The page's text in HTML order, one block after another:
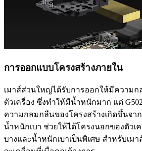
การออกแบบโครงสร้างภายใน
เมาส์ส่วนใหญ่ได้รับการออกให้มีความก
ตัวเครื่อง ซึ่งทำให้มีน้ำหนักมาก แต่
ความกลมกลืนของโครงสร้างเกิดขึ้นจา
น้ำหนักเบา ช่วยให้ได้โครงนอกของตัวเ
บางและน้ำหนักเบาเป็นพิเศษ สำหรับเม